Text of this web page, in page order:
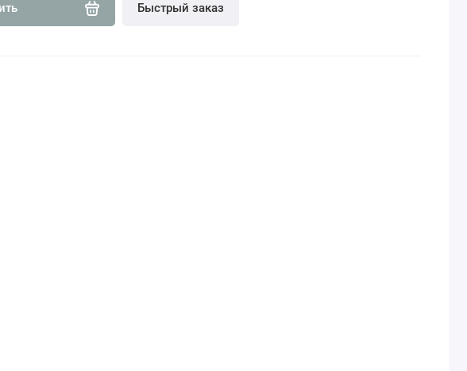
Быстрый заказ